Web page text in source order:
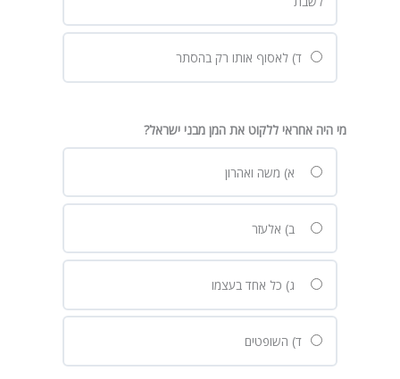
ד) לאסוף אותו רק בהסתר
מי היה אחראי ללקוט את המן מבני ישראל?
א) משה ואהרון
ב) אלעזר
ג) כל אחד בעצמו
ד) השופטים